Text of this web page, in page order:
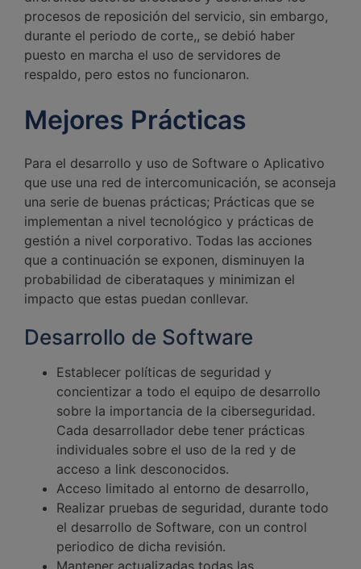
procesos de reposición del servicio, sin embargo,
durante el periodo de corte,, se debió haber
puesto en marcha el uso de servidores de
respaldo, pero estos no funcionaron.
Mejores Prácticas
Para el desarrollo y uso de Software o Aplicativo
que use una red de intercomunicación, se aconseja
una serie de buenas prácticas; Prácticas que se
implementan a nivel tecnológico y prácticas de
gestión a nivel corporativo. Todas las acciones
que a continuación se exponen, disminuyen la
probabilidad de ciberataques y minimizan el
impacto que estas puedan conllevar.
Desarrollo de Software
Establecer políticas de seguridad y
concientizar a todo el equipo de desarrollo
sobre la importancia de la ciberseguridad.
Cada desarrollador debe tener prácticas
individuales sobre el uso de la red y de
acceso a link desconocidos.
Acceso limitado al entorno de desarrollo,
Realizar pruebas de seguridad, durante todo
el desarrollo de Software, con un control
periodico de dicha revisión.